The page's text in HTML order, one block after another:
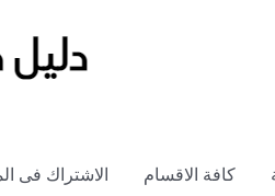
كافة الاقسام الاشتراك فى